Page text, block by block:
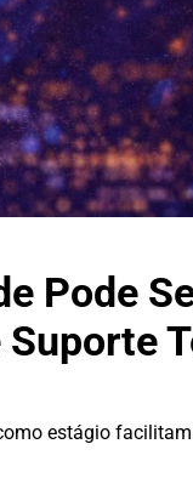
Pode
Suporte
estágio